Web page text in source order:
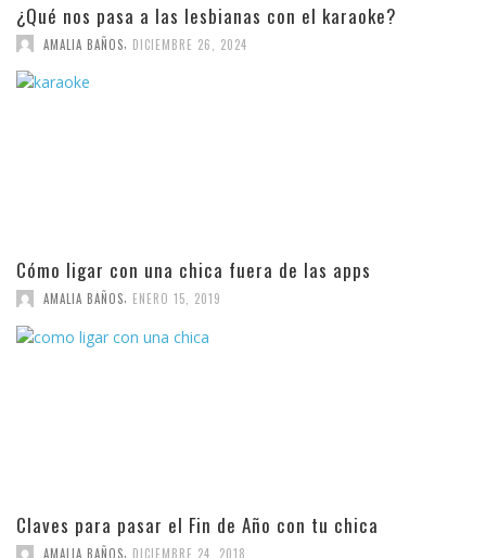
¿Qué nos pasa a las lesbianas con el karaoke?
AMALIA BAÑOS DICIEMBRE 26, 2024
Cómo ligar con una chica fuera de las apps
AMALIA BAÑOS, ENERO 15, 2019
Claves para pasar el Fin de Año con tu chica
AMALIA BAÑOS, DICIEMBRE 24, 2018